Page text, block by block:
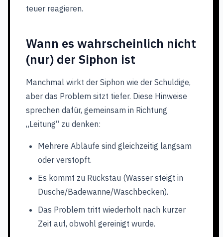
teuer reagieren.
Wann es wahrscheinlich nicht
(nur) der Siphon ist
Manchmal wirkt der Siphon wie der Schuldige,
aber das Problem sitzt tiefer. Diese Hinweise
sprechen dafür, gemeinsam in Richtung
„Leitung“ zu denken:
Mehrere Abläufe sind gleichzeitig langsam
oder verstopft.
Es kommt zu Rückstau (Wasser steigt in
Dusche/Badewanne/Waschbecken).
Das Problem tritt wiederholt nach kurzer
Zeit auf, obwohl gereinigt wurde.